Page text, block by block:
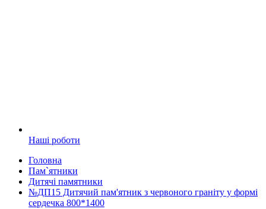
Наші роботи
Головна
Пам`ятники
Дитячі памятники
№ДП15 Дитячий пам'ятник з червоного граніту у формі
сердечка 800*1400